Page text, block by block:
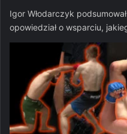
Igor Włodarczyk
opowiedział o wsparciu,